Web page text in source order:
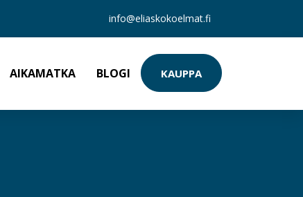
info@eliaskokoelmat.fi
AIKAMATKA BLOGI KAUPPA